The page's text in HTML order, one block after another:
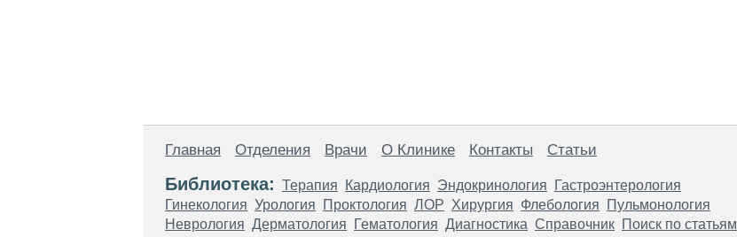
Главная Отделения Врачи О Клинике Контакты Статьи
Библиотека: Терапия Кардиология Эндокринология
Гастроэнтерология
Гинекология Урология Проктология ЛОР Хирургия Флебология
Пульмонология
Неврология Дерматология Гематология Диагностика Справочник Поиск по статьям